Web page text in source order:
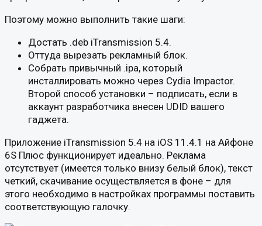
Поэтому можно выполнить такие шаги:
Достать .deb iTransmission 5.4.
Оттуда вырезать рекламный блок.
Собрать привычный .ipa, который
инсталлировать можно через Cydia Impactor.
Второй способ установки – подписать, если в
аккаунт разработчика внесен UDID вашего
гаджета.
Приложение iTransmission 5.4 на iOS 11.4.1 на Айфоне
6S Плюс функционирует идеально. Реклама
отсутствует (имеется только внизу белый блок), текст
четкий, скачивание осуществляется в фоне – для
этого необходимо в настройках программы поставить
соответствующую галочку.